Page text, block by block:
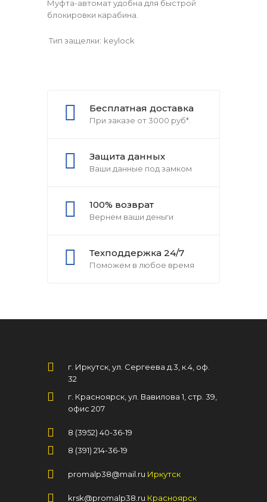
Муфта-автомат удобна для быстрой
блокировки карабина.
Тип защелки: keylock
Бесплатная доставка
При заказе от 3000 руб*.
Защита данных
Ваши данные под замком
100% возврат
Вернем ваши деньги
Техподдержка 24/7
Поможем в любое время
г. Иркутск, ул. Сергеева д.3, к.4, оф.
32
г. Красноярск, ул. Вавилова 1, стр. 39,
офис 207
8 (3952) 40-36-19
8 (391) 214-36-19
promalp38@mail.ru Иркутск
krsk@promalp38.ru Красноярск